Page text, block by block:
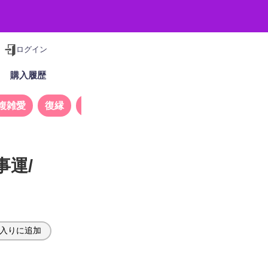
ログイン
購入履歴
雑愛 復縁
運/
りに追加